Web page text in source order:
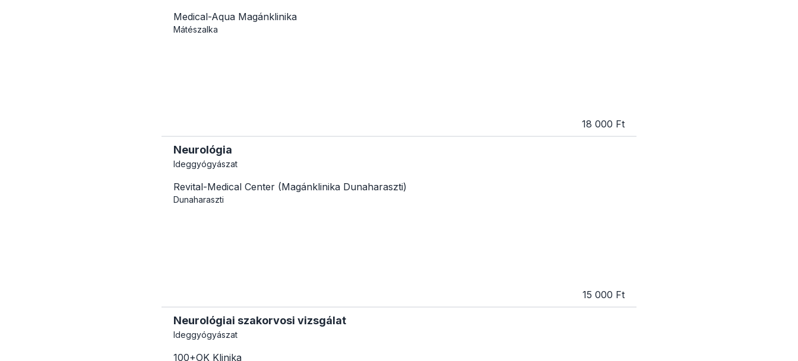
Medical-Aqua Magánklinika
Mátészalka
18 000 Ft
Neurológia
Ideggyógyászat
Revital-Medical Center (Magánklinika Dunaharaszti)
Dunaharaszti
15 000 Ft
Neurológiai szakorvosi vizsgálat
Ideggyógyászat
100+OK Klinika